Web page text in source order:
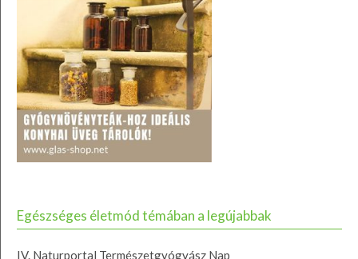
Egészséges életmód témában a legújabbak
IV. Naturportal Természetgyógyász Nap